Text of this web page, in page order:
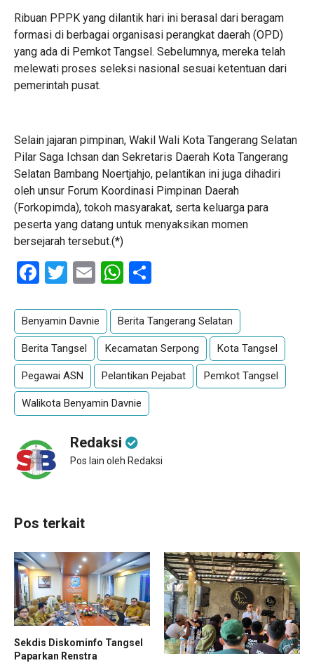
Ribuan PPPK yang dilantik hari ini berasal dari beragam
formasi di berbagai organisasi perangkat daerah (OPD)
yang ada di Pemkot Tangsel. Sebelumnya, mereka telah
melewati proses seleksi nasional sesuai ketentuan dari
pemerintah pusat.
Selain jajaran pimpinan, Wakil Wali Kota Tangerang Selatan
Pilar Saga Ichsan dan Sekretaris Daerah Kota Tangerang
Selatan Bambang Noertjahjo, pelantikan ini juga dihadiri
oleh unsur Forum Koordinasi Pimpinan Daerah
(Forkopimda), tokoh masyarakat, serta keluarga para
peserta yang datang untuk menyaksikan momen
bersejarah tersebut.(*)
Facebook
Twitter
EmailWhatsApp
Benyamin Davnie Berita Tangerang Selatan
Berita Tangsel Kecamatan Serpong Kota Tangsel
Pegawai ASN Pelantikan Pejabat Pemkot Tangsel
Walikota Benyamin Davnie
Redaksi
Pos lain oleh Redaksi
Pos terkait
Sekdis Diskominfo Tangsel
Paparkan Renstra